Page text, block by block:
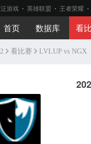
泛游戏 英雄联盟 王者荣耀
首页 数据库 看
看比赛 LVLUP vs NGX